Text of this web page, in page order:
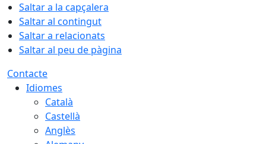
Saltar a la capçalera
Saltar al contingut
Saltar a relacionats
Saltar al peu de pàgina
Contacte
Idiomes
Català
Castellà
Anglès